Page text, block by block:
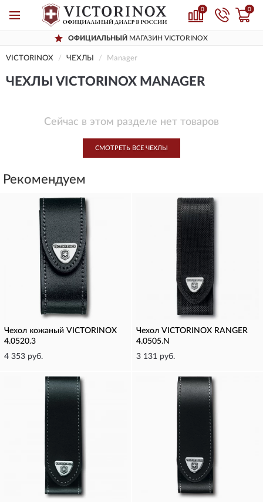
0 0
ОФИЦИАЛЬНЫЙ МАГАЗИН VICTORINOX
VICTORINOX ЧЕХЛЫ Manager
ЧЕХЛЫ VICTORINOX MANAGER
Сейчас в этом разделе нет товаров
СМОТРЕТЬ ВСЕ ЧЕХЛЫ
Рекомендуем
Чехол кожаный VICTORINOX
4.0520.3
4 353 руб.
Чехол VICTORINOX RANGER
4.0505.N
3 131 руб.